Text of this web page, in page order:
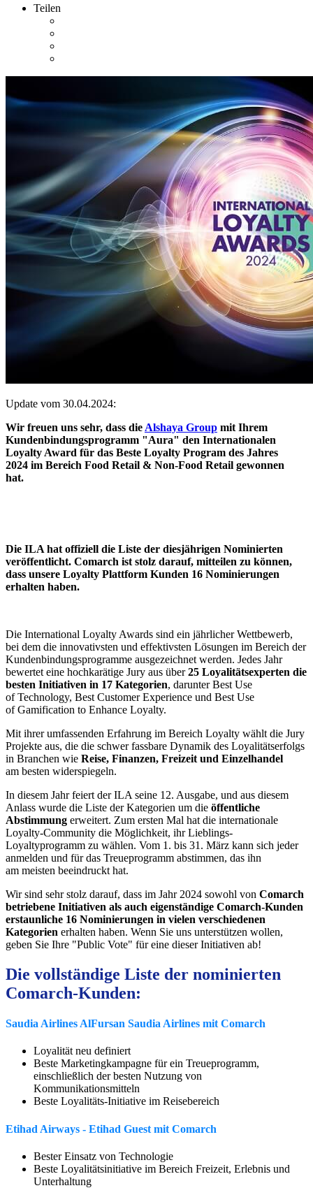
Teilen
Update vom 30.04.2024:
Wir freuen uns sehr, dass die Alshaya Group mit Ihrem
Kundenbindungsprogramm "Aura" den Internationalen
Loyalty Award für das Beste Loyalty Program des Jahres
2024 im Bereich Food Retail & Non-Food Retail gewonnen
hat.
Die ILA hat offiziell die Liste der diesjährigen Nominierten
veröffentlicht. Comarch ist stolz darauf, mitteilen zu können,
dass unsere Loyalty Plattform Kunden 16 Nominierungen
erhalten haben.
Die International Loyalty Awards sind ein jährlicher Wettbewerb,
bei dem die innovativsten und effektivsten Lösungen im Bereich der
Kundenbindungsprogramme ausgezeichnet werden. Jedes Jahr
bewertet eine hochkarätige Jury aus über25 Loyalitätsexperten die
besten Initiativen in 17 Kategorien, darunter Best Use
of Technology, Best Customer Experience und Best Use
of Gamification to Enhance Loyalty.
Mit ihrer umfassenden Erfahrung im Bereich Loyalty wählt die Jury
Projekte aus, die die schwer fassbare Dynamik des Loyalitätserfolgs
in Branchen wie Reise, Finanzen, Freizeit und Einzelhandel
am besten widerspiegeln.
In diesem Jahr feiert der ILA seine 12. Ausgabe, und aus diesem
Anlass wurde die Liste der Kategorien um die öffentliche
Abstimmung erweitert. Zum ersten Mal hat die internationale
Loyalty-Community die Möglichkeit, ihr Lieblings-
Loyaltyprogramm zu wählen. Vom 1. bis 31. März kann sich jeder
anmelden und für das Treueprogramm abstimmen, das ihn
am meisten beeindruckt hat.
Wir sind sehr stolz darauf, dass im Jahr 2024 sowohl von Comarch
betriebene Initiativen als auch eigenständige Comarch-Kunden
erstaunliche 16 Nominierungen in vielen verschiedenen
Kategorien erhalten haben. Wenn Sie uns unterstützen wollen,
geben Sie Ihre "Public Vote" für eine dieser Initiativen ab!
Die vollständige Liste der nominierten
Comarch-Kunden:
Saudia Airlines AlFursan Saudia Airlines mit Comarch
Loyalität neu definiert
Beste Marketingkampagne für ein Treueprogramm,
einschließlich der besten Nutzung von
Kommunikationsmitteln
Beste Loyalitäts-Initiative im Reisebereich
Etihad Airways - Etihad Guest mit Comarch
Bester Einsatz von Technologie
Beste Loyalitätsinitiative im Bereich Freizeit, Erlebnis und
Unterhaltung